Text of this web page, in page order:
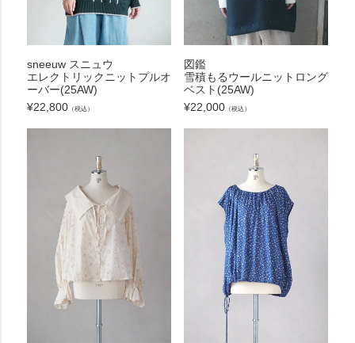
sneeuw スニュウ
エレクトリックニットプルオ
ーバー(25AW)
¥22,800（税込）
図鑑
雪積もるウールニットロング
ベスト(25AW)
¥22,000 （税込）